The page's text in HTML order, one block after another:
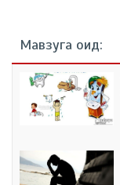
Мавзуга оид: